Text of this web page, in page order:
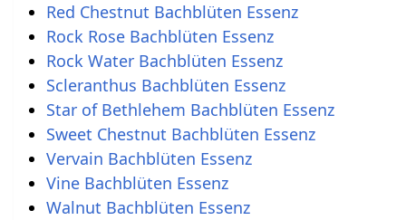
Red Chestnut Bachblüten Essenz
Rock Rose Bachblüten Essenz
Rock Water Bachblüten Essenz
Scleranthus Bachblüten Essenz
Star of Bethlehem Bachblüten Essenz
Sweet Chestnut Bachblüten Essenz
Vervain Bachblüten Essenz
Vine Bachblüten Essenz
Walnut Bachblüten Essenz